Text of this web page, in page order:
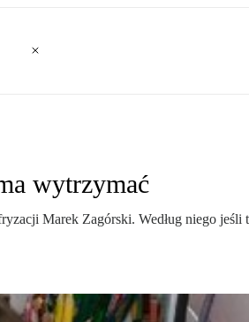
wytrzymać
Marek Zagórski. Według niego